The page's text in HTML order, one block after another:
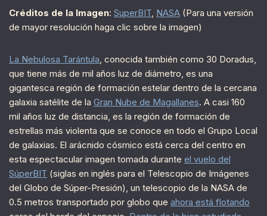
Créditos de la Imagen: SuperBIT, NASA (Para una versión
de mayor resolución haga clic sobre la imagen)
La Nebulosa Tarántula, conocida también como 30 Doradus,
que tiene más de mil años luz de diámetro, es una
gigantesca región de formación estelar dentro de la cercana
galaxia satélite de la Gran Nube de Magallanes. A casi 160
mil años luz de distancia, es la región de formación de
estrellas más violenta que se conoce en todo el Grupo Local
de galaxias. El arácnido cósmico está cerca del centro en
esta espectacular imagen tomada durante el vuelo del
SúperBIT (siglas en inglés para el Telescopio de Imágenes
del Globo de Súper-Presión), un telescopio de la NASA de
0.5 metros transportado por globo que ahora está flotando